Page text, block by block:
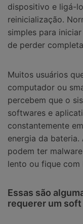
dispositivo e ligá-
reinicialização.
simples para
de perder
Muitos usuários
computador ou
percebem que o
softwares e
constantemente
energia da
podem ter
lento ou fique com
Essas são
requerer um